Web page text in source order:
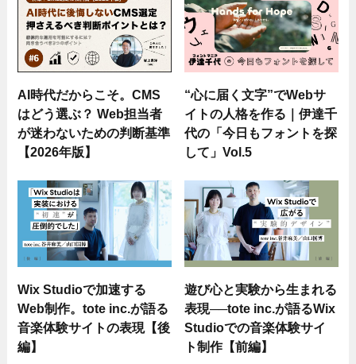
AI時代だからこそ。CMS
はどう選ぶ？ Web担当者
が迷わないための判断基準
【2026年版】
“心に届く文字”でWebサ
イトの人格を作る｜伊達千
代の「今日もフォントを探
して」Vol.5
Wix Studioで加速する
Web制作。tote inc.が語る
音楽体験サイトの表現【後
編】
遊び心と実験から生まれる
表現──tote inc.が語るWix
Studioでの音楽体験サイ
ト制作【前編】